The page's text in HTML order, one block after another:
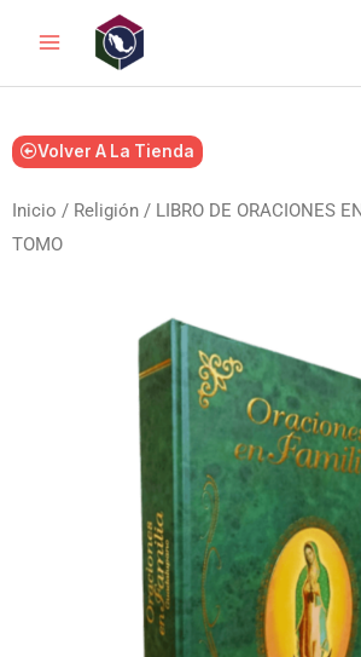
contenido
Volver A La Tienda
Inicio / Religión / LIBRO DE ORACIONES
TOMO